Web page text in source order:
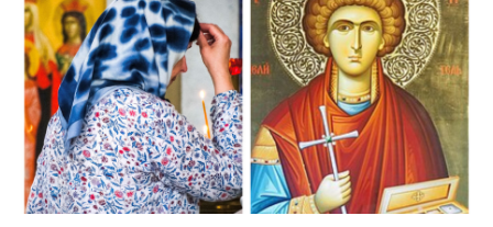
CECA RAŽNATOVIĆ U MOĆNOJ KORSET HALJINI, A
ŠLIC DO KUKA Uklubu raspametila sve! Izula se, pa
PEVALA BOSA - Sve se orilo (VIDEO)
Sita Ahmić ga je predstavila kao
nepriznatog sina Asmina Durdžića, a
sada je otkriven njegov identitet i
zapravo je reč o poznatoj osobi!